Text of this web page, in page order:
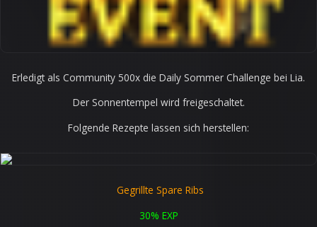
Erledigt als Community 500x die Daily Sommer Challenge bei Lia.
Der Sonnentempel wird freigeschaltet.
Folgende Rezepte lassen sich herstellen:
Gegrillte Spare Ribs
30% EXP